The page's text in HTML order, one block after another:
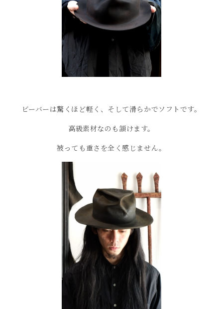
ビーバーは驚くほど軽く、そして滑らかでソフトです。
高級素材なのも頷けます。
被っても重さを全く感じません。